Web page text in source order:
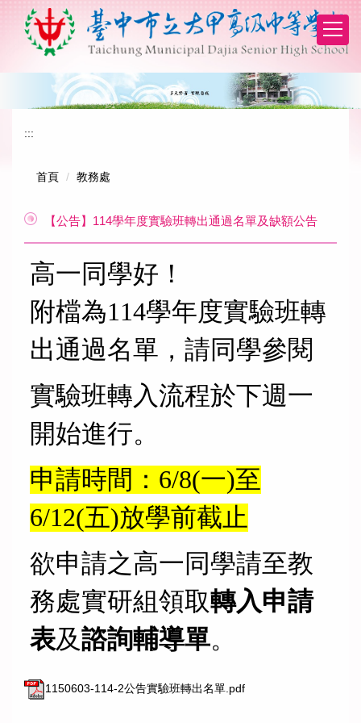
:::
首頁 教務處
【公告】114學年度實驗班轉出通過名單及缺額公告
高一同學好！
附檔為114學年度實驗班轉
出通過名單，請同學參閱
實驗班轉入流程於下週一
開始進行。
申請時間：6/8(一)至
6/12(五)放學前截止
欲申請之高一同學請至教
務處實研組領取轉入申請
表及諮詢輔導單。
1150603-114-2公告實驗班轉出名單.pdf